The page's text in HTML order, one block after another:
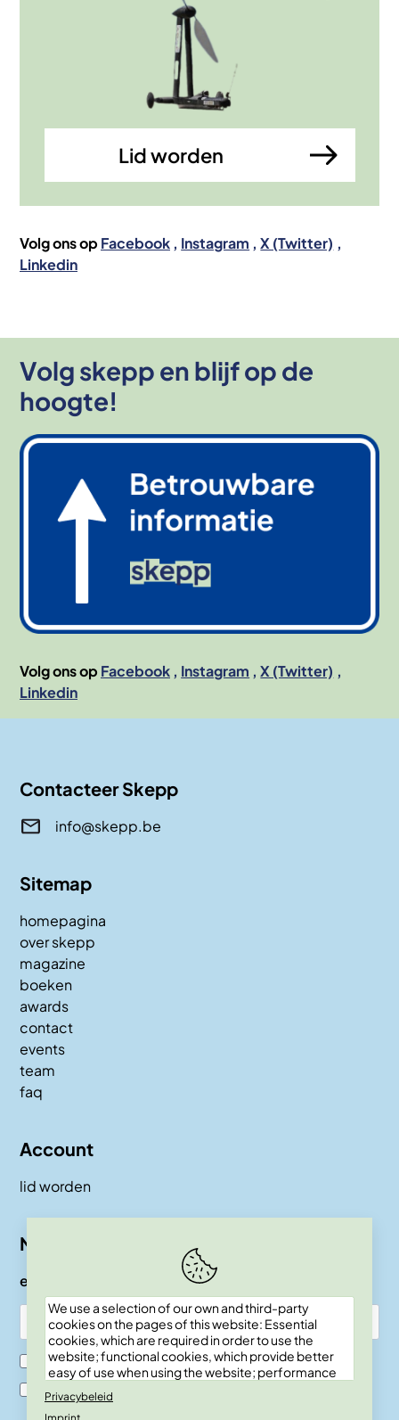
Lid worden
Volg ons op Facebook Instagram
X (Twitter)
Linkedin
We use a selection of our own and third-party
cookies on the pages of this website: Essential
cookies, which are required in order to use the
website; functional cookies, which provide better
easy of use when using the website; performance
data on website use and statistics; and marketing
Privacybeleid
Volg skepp en blijf op de
hoogte!
Afbeelding
Volg ons op Facebook Instagram
X (Twitter)
Linkedin
Contacteer Skepp
info@skepp.be
Sitemap
homepagina
over skepp
magazine
boeken
awards
contact
events
team
faq
Account
lid worden
Nieuwsbrief
e-mail
Ik ben SKEPP lid
Ik ben geen SKEPP lid